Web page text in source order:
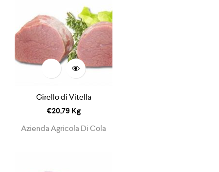
Girello di Vitella
€20,79 Kg
Azienda Agricola Di Cola